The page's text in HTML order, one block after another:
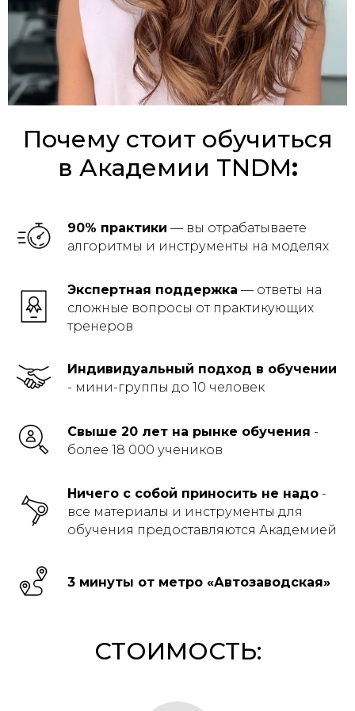
Почему стоит обучиться
в Академии TNDM:
90% практики — вы отрабатываете
алгоритмы и инструменты на моделях
Экспертная поддержка — ответы на
сложные вопросы от практикующих
тренеров
Индивидуальный подход в обучении
- мини-группы до 10 человек
Свыше 20 лет на рынке обучения -
более 18 000 учеников
Ничего с собой приносить не надо -
все материалы и инструменты для
обучения предоставляются Академией
3 минуты от метро «Автозаводская»
СТОИМОСТЬ: